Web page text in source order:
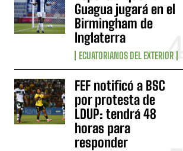
Guagua jugará en el
Birmingham de
Inglaterra
ECUATORIANOS DEL EXTERIOR
FEF notificó a BSC
por protesta de
LDUP: tendrá 48
horas para
responder